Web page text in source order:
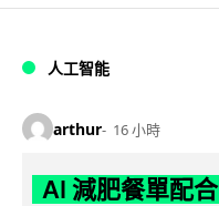
人工智能
arthur 16 小時
AI 減肥餐單配